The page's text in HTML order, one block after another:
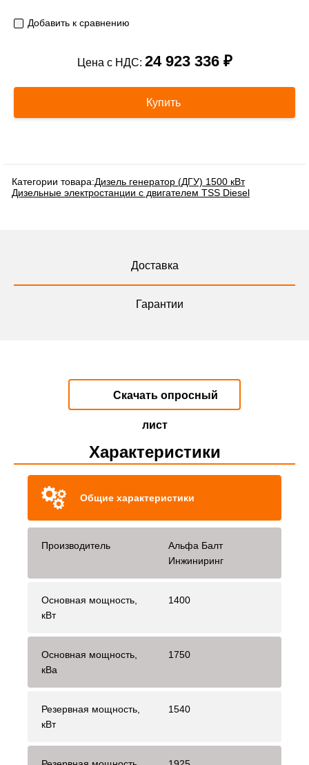
Добавить к сравнению
Цена с НДС: 24 923 336 ₽
Купить
Категории товара:Дизель генератор (ДГУ) 1500 кВт
Дизельные электростанции с двигателем TSS Diesel
Доставка
Гарантии
Скачать опросный
лист
Характеристики
Общие характеристики
Производитель
Альфа Балт
Инжиниринг
Основная мощность,
кВт
1400
Основная мощность,
кВа
1750
Резервная мощность,
кВт
1540